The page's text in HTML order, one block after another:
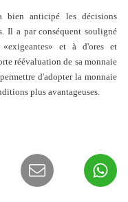
bien anticipé les décisions
Il a par conséquent souligné
et à d'ores et
réévaluation de sa monnaie
d'adopter la monnaie
plus avantageuses.